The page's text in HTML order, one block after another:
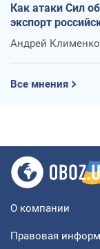
Как атаки Сил
экспорт
Андрей Клименко
Все мнения
О компании
Правовая